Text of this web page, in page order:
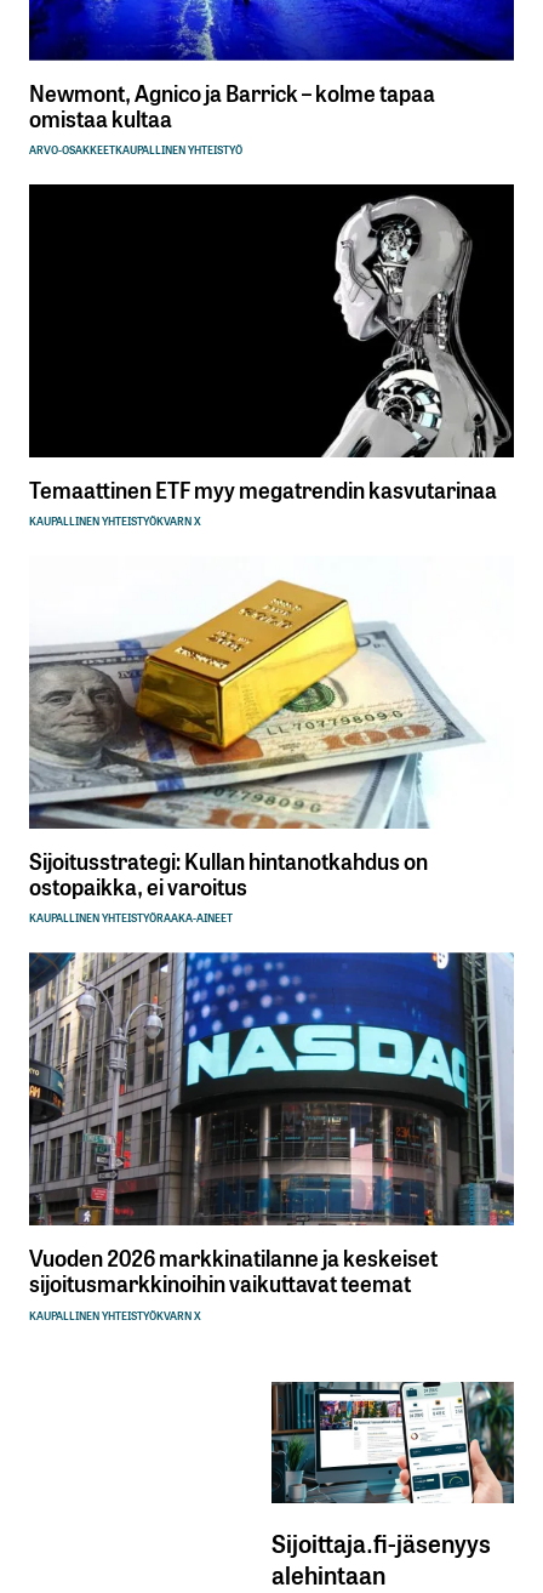
Newmont, Agnico ja Barrick – kolme tapaa
omistaa kultaa
ARVO-OSAKKEETKAUPALLINEN YHTEISTYÖ
Temaattinen ETF myy megatrendin kasvutarinaa
KAUPALLINEN YHTEISTYÖKVARN X
Sijoitusstrategi: Kullan hintanotkahdus on
ostopaikka, ei varoitus
KAUPALLINEN YHTEISTYÖRAAKA-AINEET
Vuoden 2026 markkinatilanne ja keskeiset
sijoitusmarkkinoihin vaikuttavat teemat
KAUPALLINEN YHTEISTYÖKVARN X
Sijoittaja.fi-jäsenyys
alehintaan